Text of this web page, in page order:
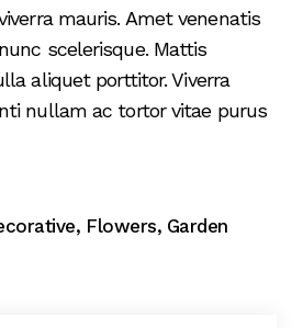
mauris. Amet venenatis
scelerisque. Mattis
aliquet porttitor. Viverra
nullam ac tortor vitae purus
, Flowers, Garden